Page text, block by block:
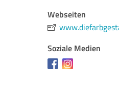
Webseiten
Soziale Medien